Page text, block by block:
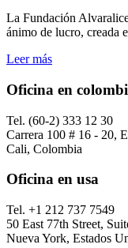
La Fundación
ánimo de lucro, creada
Leer más
Oficina en
Tel. (60-2) 333 12 30
Carrera 100 # 16 - 20,
Cali, Colombia
Oficina en usa
Tel. +1 212 737 7549
50 East 77th Street,
Nueva York, Estados